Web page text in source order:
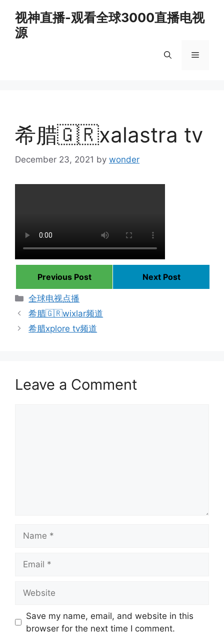
content
视神直播-观看全球3000直播电视
源
Menu
希腊🇬🇷xalastra tv
December 23, 2021 by wonder
Previous Post
Next Post
Categories
全球电视点播
希腊🇬🇷wixlar频道
希腊xplore tv频道
Leave a Comment
Save my name, email, and website in this
browser for the next time I comment.